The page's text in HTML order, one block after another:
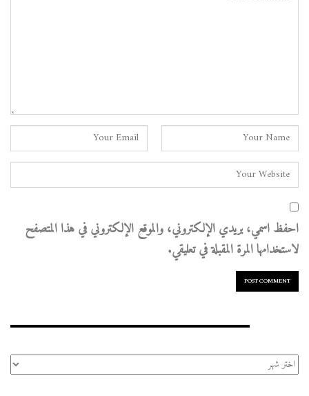
احفظ اسمي، بريدي الإلكتروني، والموقع الإلكتروني في هذا المتصفح
لاستخدامها المرة المقبلة في تعليقي.
الأرشيف